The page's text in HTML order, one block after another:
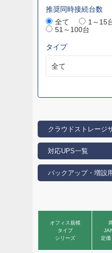
推奨同時接続台数
全て
1～15
51～100台
タイプ
クラウドストレージ
対応UPS一覧
バックアップ・増設
オフィス規模
タイプ
シリーズ
定価